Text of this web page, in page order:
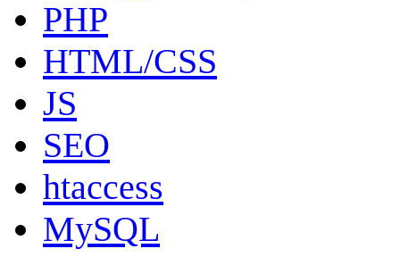
PHP
HTML/CSS
JS
SEO
htaccess
MySQL